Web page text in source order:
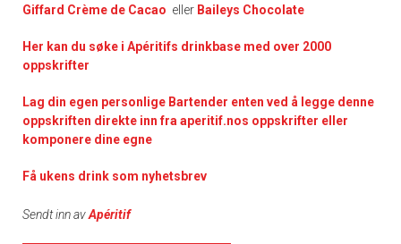
Giffard Crème de Cacao eller Baileys Chocolate
Her kan du søke i Apéritifs drinkbase med over 2000
oppskrifter
Lag din egen personlige Bartender enten ved å legge denne
oppskriften direkte inn fra aperitif.nos oppskrifter eller
komponere dine egne
Få ukens drink som nyhetsbrev
Sendt inn avApéritif